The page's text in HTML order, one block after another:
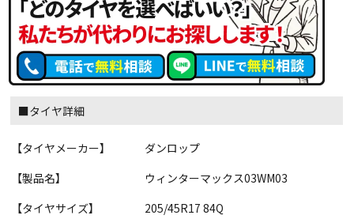
■タイヤ詳細
【タイヤメーカー】
ダンロップ
【製品名】
ウィンターマックス03WM03
【タイヤサイズ】
205/45R17 84Q